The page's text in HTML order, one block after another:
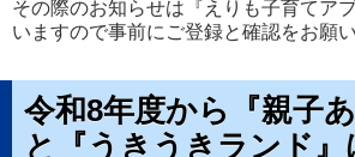
その際のお知らせは『えりも子育てア
いますので事前にご登録と確認をお願い
令和8年度から『親子あ
と『うきうきランド』